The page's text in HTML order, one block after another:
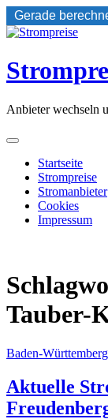
Gerade
Skip
content
Anbieter wechseln
Startseite
Strompreise
Stromanbieter
Cookies
Impressum
Tauber-
Baden-Württemberg
Aktuelle